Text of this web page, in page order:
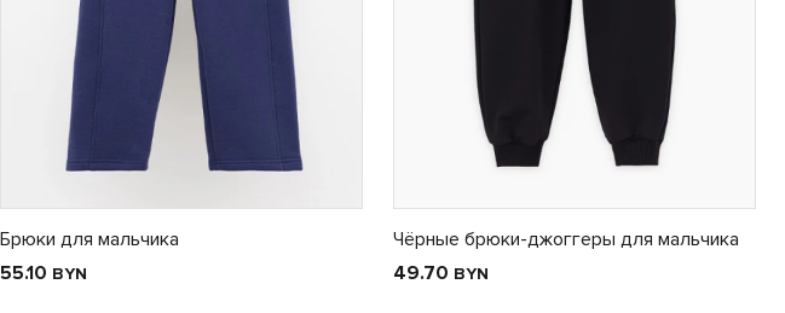
Брюки для мальчика
55.10 BYN
Чёрные брюки-джоггеры для мальчика
49.70 BYN